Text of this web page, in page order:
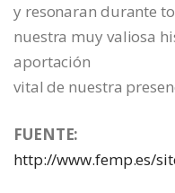
y resonaran durante
nuestra muy valiosa
aportación
vital de nuestra
FUENTE:
http://www.femp.es/